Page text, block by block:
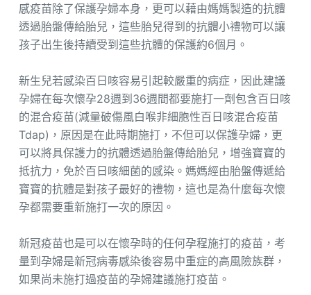
感疫苗除了保護孕婦本身，更可以藉由媽媽製造的抗體
透過胎盤傳給胎兒，這些胎兒得到的抗體小禮物可以讓
孩子出生後持續受到這些抗體的保護約6個月。
新生兒若感染百日咳容易引起較嚴重的病症，因此建議
孕婦在每次懷孕28週到36週間都要施打一劑包含百日咳
的混合疫苗(減量破傷風白喉非細胞性百日咳混合疫苗
Tdap)，原因是在此時期施打，不但可以保護孕婦，更
可以將具保護力的抗體透過胎盤傳給胎兒，增強寶寶的
抵抗力，免於百日咳細菌的感染。媽媽經由胎盤傳遞給
寶寶的抗體是對孩子最好的禮物，這也是為什麼每次懷
孕都需要重新施打一次的原因。
新冠疫苗也是可以在懷孕時的任何孕程施打的疫苗，考
量到孕婦是新冠病毒感染後容易中重症的高風險族群，
如果尚未施打過疫苗的孕婦建議施打疫苗。